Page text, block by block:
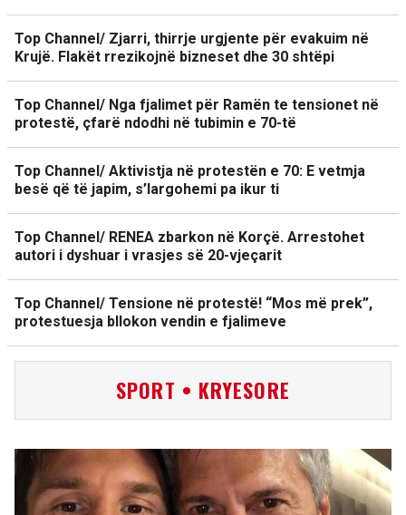
Top Channel/ Zjarri, thirrje urgjente për evakuim në
Krujë. Flakët rrezikojnë bizneset dhe 30 shtëpi
Top Channel/ Nga fjalimet për Ramën te tensionet në
protestë, çfarë ndodhi në tubimin e 70-të
Top Channel/ Aktivistja në protestën e 70: E vetmja
besë që të japim, s’largohemi pa ikur ti
Top Channel/ RENEA zbarkon në Korçë. Arrestohet
autori i dyshuar i vrasjes së 20-vjeçarit
Top Channel/ Tensione në protestë! “Mos më prek”,
protestuesja bllokon vendin e fjalimeve
SPORT • KRYESORE